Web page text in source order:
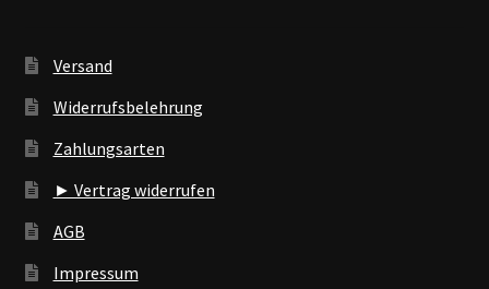
Versand
Widerrufsbelehrung
Zahlungsarten
► Vertrag widerrufen
AGB
Impressum